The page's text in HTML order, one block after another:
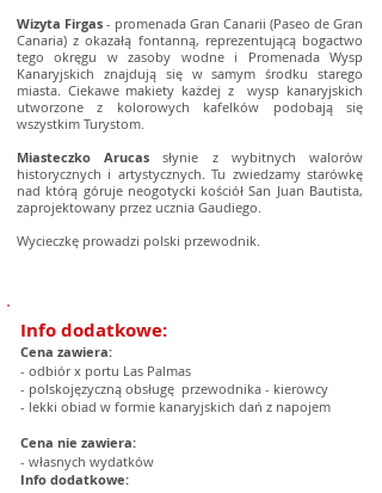
Wizyta Firgas - promenada Gran Canarii (Paseo de Gran
Canaria) z okazałą fontanną, reprezentującą bogactwo
tego okręgu w zasoby wodne i Promenada Wysp
Kanaryjskich znajdują się w samym środku starego
miasta. Ciekawe makiety każdej z wysp kanaryjskich
utworzone z kolorowych kafelków podobają się
wszystkim Turystom.
Miasteczko Arucas słynie z wybitnych walorów
historycznych i artystycznych. Tu zwiedzamy starówkę
nad którą góruje neogotycki kościół San Juan Bautista,
zaprojektowany przez ucznia Gaudiego.
Wycieczkę prowadzi polski przewodnik.
Info dodatkowe:
Cena zawiera:
- odbiór x portu Las Palmas
- polskojęzyczną obsługę przewodnika - kierowcy
- lekki obiad w formie kanaryjskich dań z napojem
Cena nie zawiera:
- własnych wydatków
Info dodatkowe: